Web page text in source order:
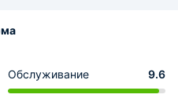
Обслуживание 9.6